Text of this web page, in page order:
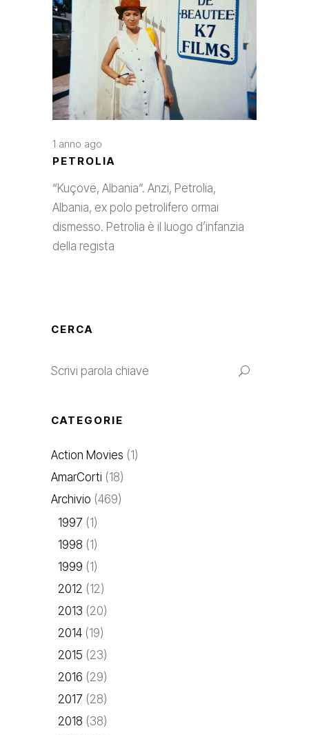
1 anno ago
PETROLIA
“Kuçovë, Albania”. Anzi, Petrolia,
Albania, ex polo petrolifero ormai
dismesso. Petrolia è il luogo d’infanzia
della regista
CERCA
CATEGORIE
Action Movies (1)
AmarCorti (18)
Archivio (469)
1997 (1)
1998 (1)
1999 (1)
2012 (12)
2013 (20)
2014 (19)
2015 (23)
2016 (29)
2017 (28)
2018 (38)